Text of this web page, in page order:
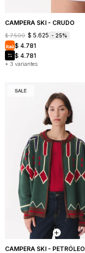
CAMPERA SKI - CRUDO
+ 3 variantes
$ 7.500 $ 5.625 25
$ 4.781
$ 4.781
CAMPERA SKI - PETRÓLEO